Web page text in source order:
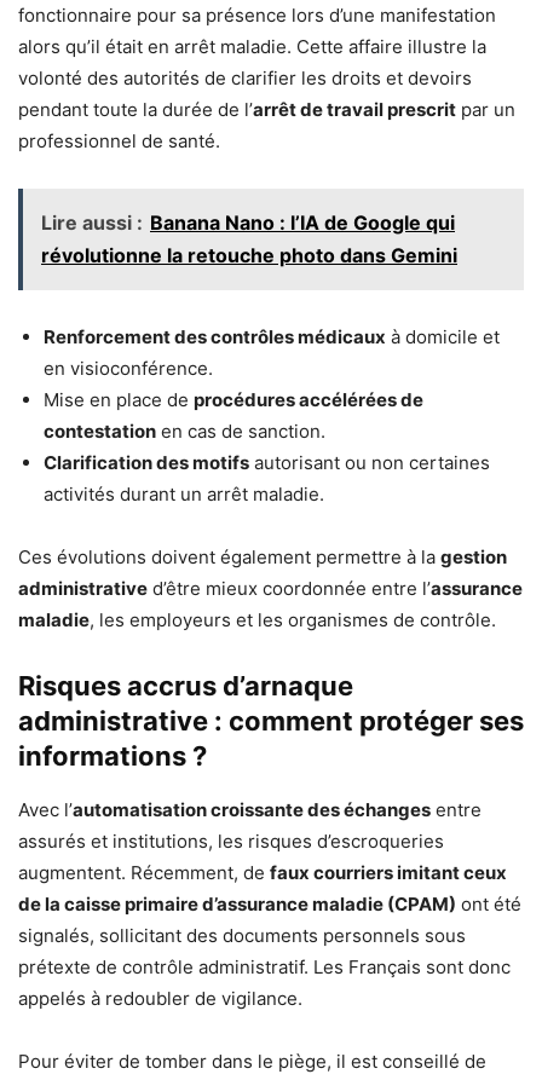
fonctionnaire pour sa présence lors d’une manifestation
alors qu’il était en arrêt maladie. Cette affaire illustre la
volonté des autorités de clarifier les droits et devoirs
pendant toute la durée de l’arrêt de travail prescrit par un
professionnel de santé.
Lire aussi : Banana Nano : l’IA de Google qui
révolutionne la retouche photo dans Gemini
Renforcement des contrôles médicaux à domicile et
en visioconférence.
Mise en place de procédures accélérées de
contestation en cas de sanction.
Clarification des motifs autorisant ou non certaines
activités durant un arrêt maladie.
Ces évolutions doivent également permettre à la gestion
administrative d’être mieux coordonnée entre l’assurance
maladie, les employeurs et les organismes de contrôle.
Risques accrus d’arnaque
administrative : comment protéger ses
informations ?
Avec l’automatisation croissante des échanges entre
assurés et institutions, les risques d’escroqueries
augmentent. Récemment, de faux courriers imitant ceux
de la caisse primaire d’assurance maladie (CPAM) ont été
signalés, sollicitant des documents personnels sous
prétexte de contrôle administratif. Les Français sont donc
appelés à redoubler de vigilance.
Pour éviter de tomber dans le piège, il est conseillé de